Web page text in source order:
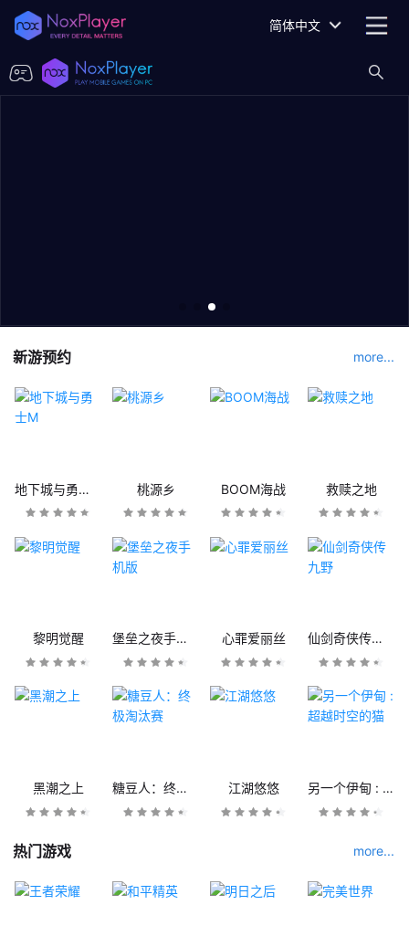
简体中文
新游预约 more...
地下城与勇士M 桃源乡 BOOM海战 救赎之地
黎明觉醒 堡垒之夜手机版 心罪爱丽丝 仙剑奇侠传九野
黑潮之上 糖豆人：终极淘汰赛 江湖悠悠 另一个伊甸 : 超越时空的猫
热门游戏 more...